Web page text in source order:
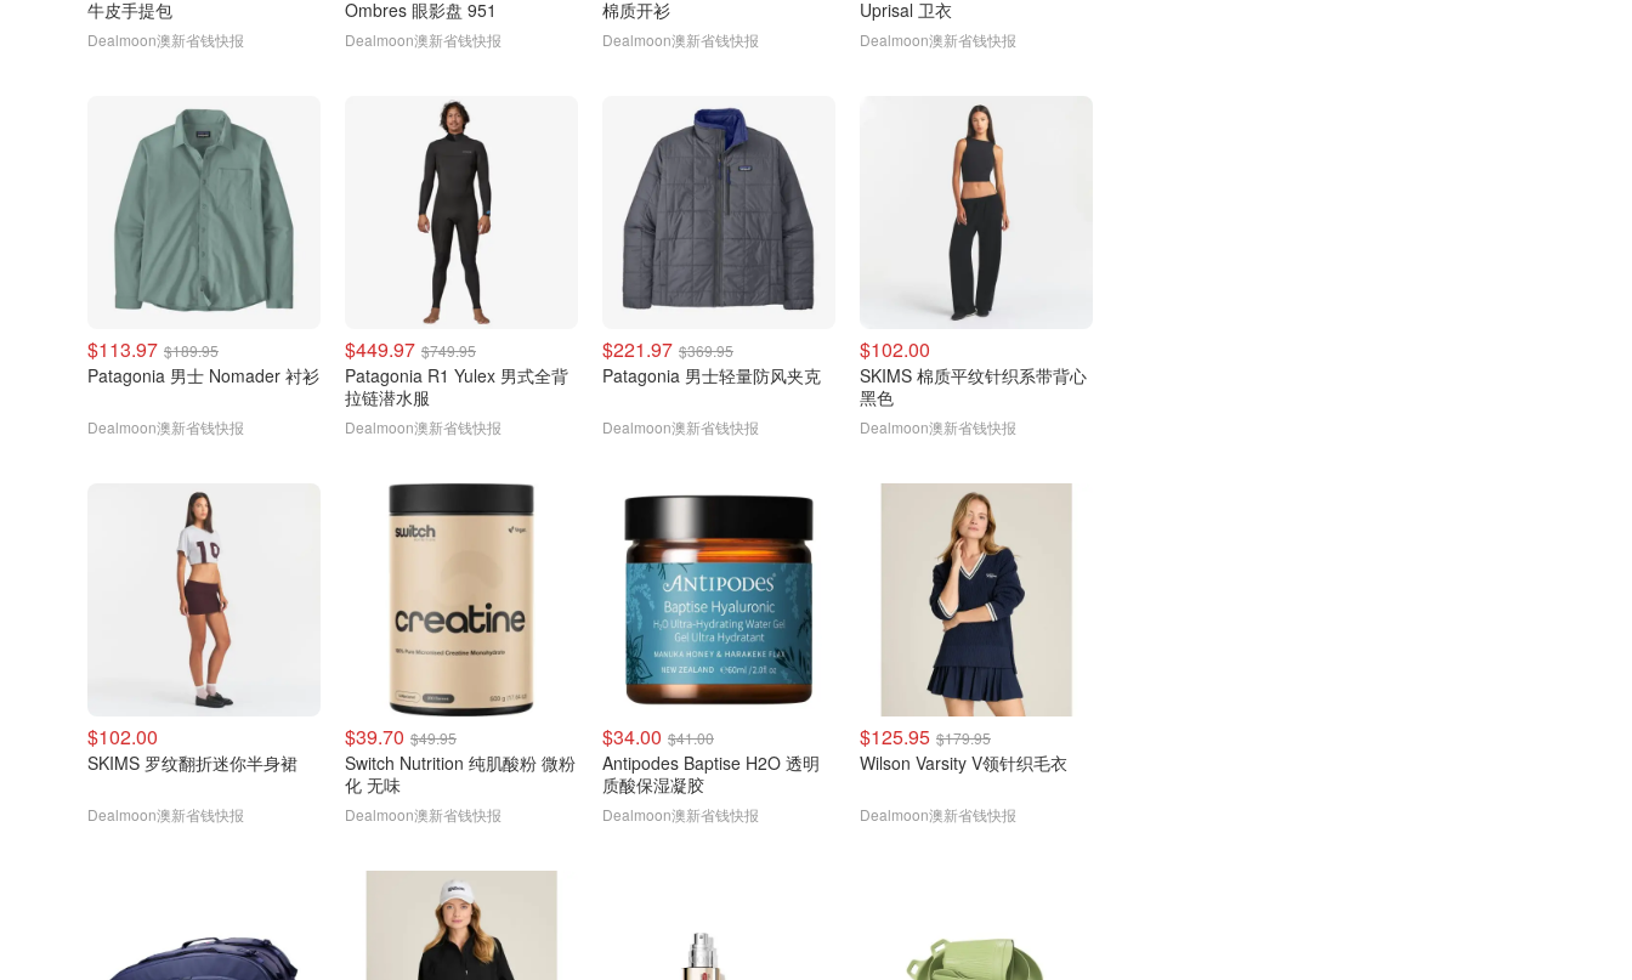
牛皮手提包
Dealmoon澳新省钱快报
Ombres 眼影盘 951
Dealmoon澳新省钱快报
棉质开衫
Dealmoon澳新省钱快报
Uprisal 卫衣
Dealmoon澳新省钱快报
$113.97 $189.95
Patagonia 男士 Nomader 衬衫
Dealmoon澳新省钱快报
$449.97 $749.95
Patagonia R1 Yulex 男式全背
拉链潜水服
Dealmoon澳新省钱快报
$221.97 $369.95
Patagonia 男士轻量防风夹克
Dealmoon澳新省钱快报
$102.00
SKIMS 棉质平纹针织系带背心
黑色
Dealmoon澳新省钱快报
$102.00
SKIMS 罗纹翻折迷你半身裙
Dealmoon澳新省钱快报
$39.70 $49.95
Switch Nutrition 纯肌酸粉 微粉
化 无味
Dealmoon澳新省钱快报
$34.00 $41.00
Antipodes Baptise H2O 透明
质酸保湿凝胶
Dealmoon澳新省钱快报
$125.95 $179.95
Wilson Varsity V领针织毛衣
Dealmoon澳新省钱快报